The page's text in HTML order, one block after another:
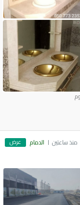
منذ ساعتين الدمام عرض